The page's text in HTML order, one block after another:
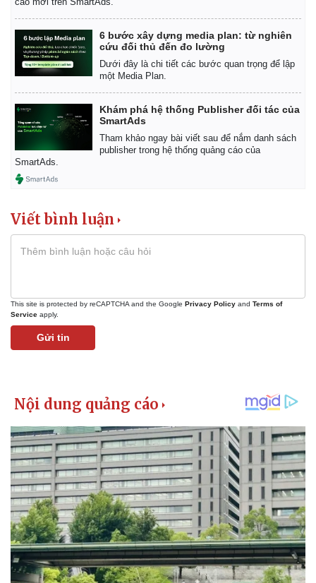
6 bước xây dựng media plan: từ nghiên
cứu đối thủ đến đo lường
Dưới đây là chi tiết các bước quan trọng để lập
một Media Plan.
Khám phá hệ thống Publisher đối tác của
SmartAds
Tham khảo ngay bài viết sau để nắm danh sách
publisher trong hệ thống quảng cáo của
SmartAds.
Viết bình luận
This site is protected by reCAPTCHA and the Google Privacy Policy and Terms of
Service apply.
Gửi tin